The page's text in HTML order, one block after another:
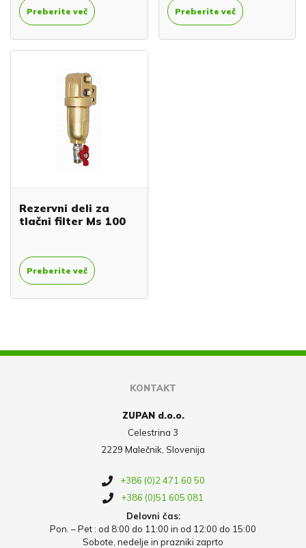
Preberite več Preberite več
Rezervni deli za
tlačni filter Ms 100
Preberite več
KONTAKT
ZUPAN d.o.o.
Celestrina 3
2229 Malečnik, Slovenija
+386 (0)2 471 60 50
+386 (0)51 605 081
Delovni čas:
Pon. – Pet : od 8:00 do 11:00 in od 12:00 do 15:00
Sobote, nedelje in prazniki zaprto